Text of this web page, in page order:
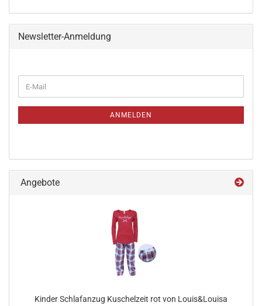
Newsletter-Anmeldung
ANMELDEN
Angebote
Kinder Schlafanzug Kuschelzeit rot von Louis&Louisa